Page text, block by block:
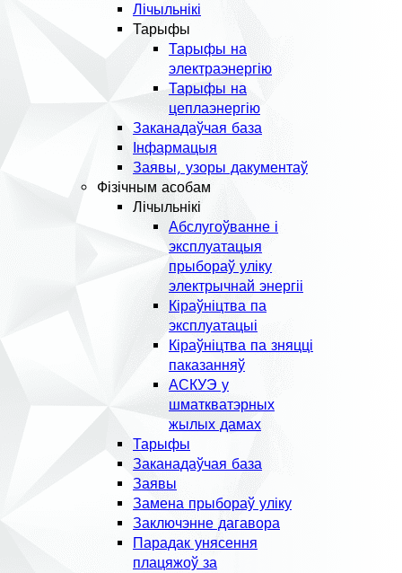
Лічыльнікі
Тарыфы
Тарыфы на
электраэнергію
Тарыфы на
цеплаэнергію
Заканадаўчая база
Інфармацыя
Заявы, узоры дакументаў
Фізічным асобам
Лічыльнікі
Абслугоўванне і
эксплуатацыя
прыбораў уліку
электрычнай энергіі
Кіраўніцтва па
эксплуатацыі
Кіраўніцтва па зняцці
паказанняў
АСКУЭ у
шматкватэрных
жылых дамах
Тарыфы
Заканадаўчая база
Заявы
Замена прыбораў уліку
Заключэнне дагавора
Парадак унясення
плацяжоў за